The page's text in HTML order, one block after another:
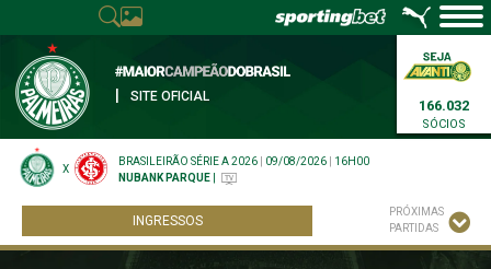
SITE OFICIAL
166.032
SÓCIOS
X
BRASILEIRÃO SÉRIE A 2026 09/08/2026
16H00
NUBANK PARQUE
INGRESSOS
PRÓXIMAS
PARTIDAS